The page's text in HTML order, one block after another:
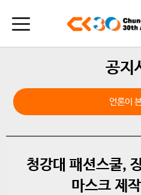
공지
언론이
청강대 패션스쿨,
마스크 제